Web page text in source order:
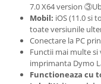
7.0 X64 version
Mobil: iOS (11.0 si
toate versiunile
Conectare la PC
Functii mai multe
imprimanta Dymo
Functioneaza cu